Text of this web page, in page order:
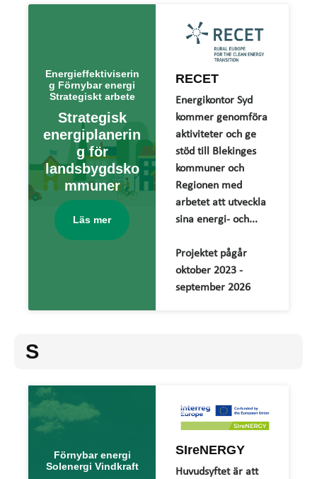
Energieffektiviserin
g Förnybar energi
Strategiskt arbete
Strategisk
energiplanerin
g för
landsbygdsko
mmuner
Läs mer
RECET
Energikontor Syd
kommer genomföra
aktiviteter och ge
stöd till Blekinges
kommuner och
Regionen med
arbetet att utveckla
sina energi- och...
Projektet pågår
oktober 2023 -
september 2026
S
Förnybar energi
Solenergi Vindkraft
SIreNERGY
Huvudsyftet är att